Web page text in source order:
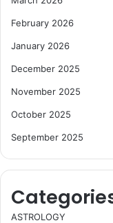
February 2026
January 2026
December 2025
November 2025
October 2025
September 2025
ASTROLOGY